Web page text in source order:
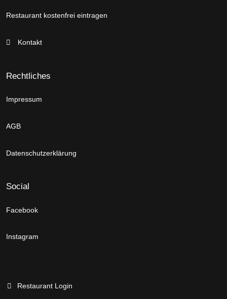
Restaurant kostenfrei eintragen
Kontakt
Rechtliches
Impressum
AGB
Datenschutzerklärung
Social
Facebook
Instagram
Restaurant Login